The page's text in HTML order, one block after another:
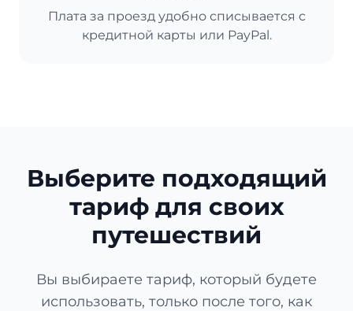
Плата за проезд удобно списывается с
кредитной карты или PayPal.
Выберите подходящий
тариф для своих
путешествий
Вы выбираете тариф, который будете
использовать, только после того, как